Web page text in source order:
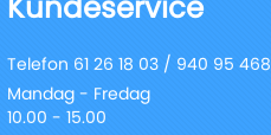
Telefon 61 26 18 03 / 940 95 468
Mandag - Fredag
10.00 - 15.00